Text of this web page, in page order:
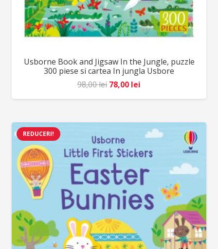
Usborne Book and Jigsaw In the Jungle, puzzle
300 piese si cartea In jungla Usbore
98,00lei Prețul
inițial
fost:
98,00 lei.
78,00 lei
curent
78,00 lei.
REDUCERI!